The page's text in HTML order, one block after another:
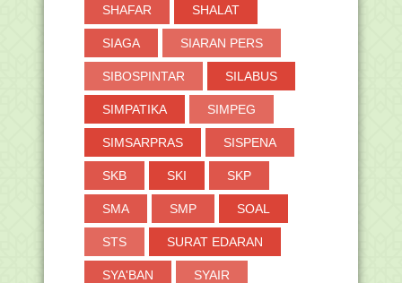
SHAFAR SHALAT
SIAGA SIARAN PERS
SIBOSPINTAR SILABUS
SIMPATIKA SIMPEG
SIMSARPRAS SISPENA
SKB SKI SKP
SMA SMP SOAL
STS SURAT EDARAN
SYA'BAN SYAIR